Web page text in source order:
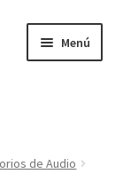
Menú
de Audio